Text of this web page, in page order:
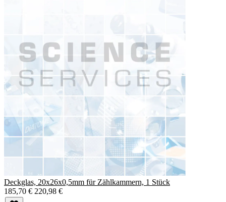
Deckglas, 20x26x0,5mm für Zählkammern, 1 Stück
185,70 € 220,98 €